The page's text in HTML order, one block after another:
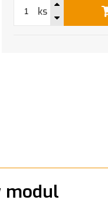
ks
modul